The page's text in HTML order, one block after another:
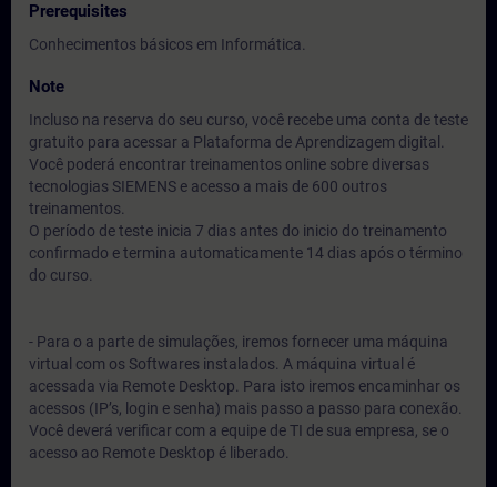
Prerequisites
Conhecimentos básicos em Informática.
Note
Incluso na reserva do seu curso, você recebe uma conta de teste
gratuito para acessar a Plataforma de Aprendizagem digital.
Você poderá encontrar treinamentos online sobre diversas
tecnologias SIEMENS e acesso a mais de 600 outros
treinamentos.
O período de teste inicia 7 dias antes do inicio do treinamento
confirmado e termina automaticamente 14 dias após o término
do curso.
- Para o a parte de simulações, iremos fornecer uma máquina
virtual com os Softwares instalados. A máquina virtual é
acessada via Remote Desktop. Para isto iremos encaminhar os
acessos (IP’s, login e senha) mais passo a passo para conexão.
Você deverá verificar com a equipe de TI de sua empresa, se o
acesso ao Remote Desktop é liberado.